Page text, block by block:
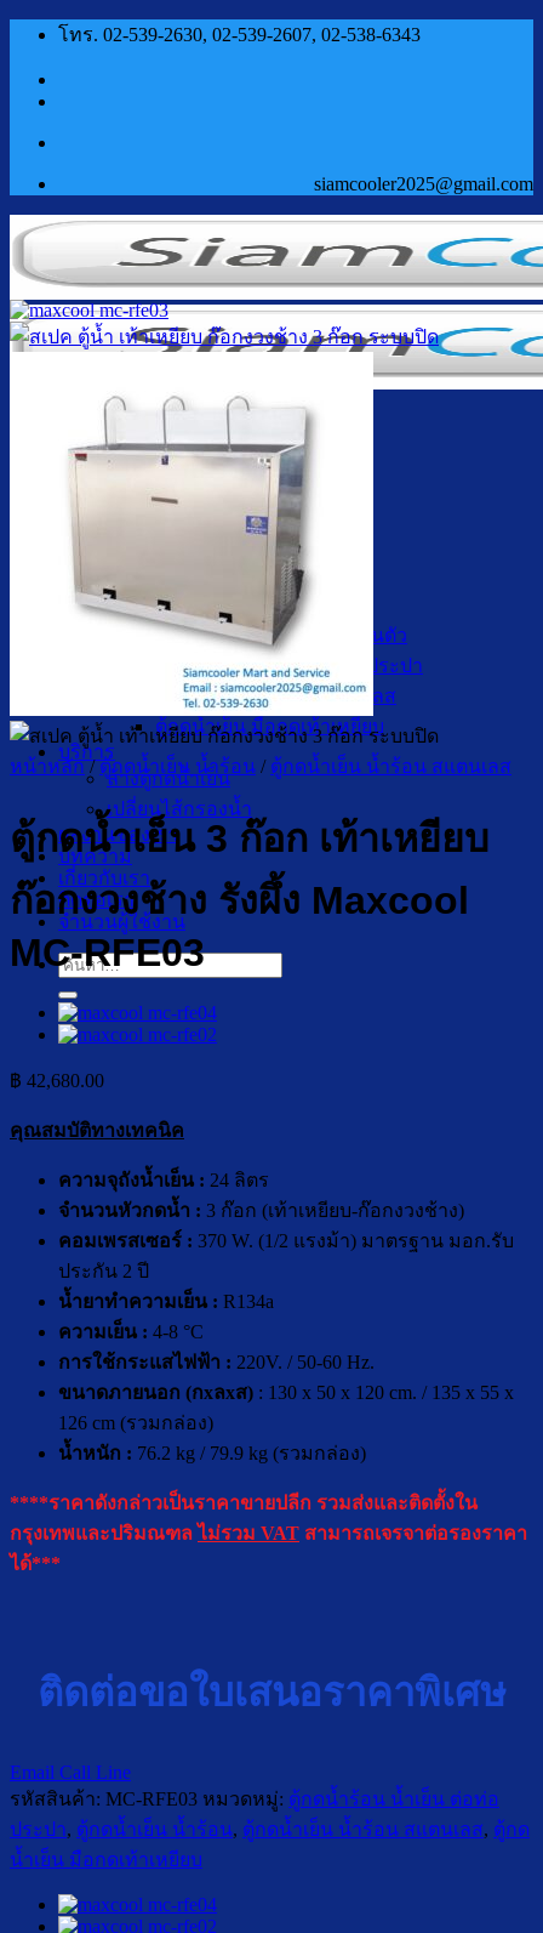
ข้าม
โทร. 02-539-2630, 02-539-2607, 02-538-6343
siamcooler2025@gmail.com
หน้าแรก
ตู้กดน้ำเย็น น้ำร้อน
ตู้กดน้ำเย็น น้ำร้อน ถังคว่ำ
ตู้กดน้ำเย็น เจาะรูคว่ำถัง
ตู้กดน้ำเย็น น้ำร้อน ถังล่าง
ตู้กดน้ำเย็น น้ำร้อน กรองในตัว
ตู้กดน้ำเย็น น้ำร้อน ต่อท่อประปา
ตู้กดน้ำเย็น น้ำร้อน สแตนเลส
ตู้กดน้ำเย็น มือกดเท้าเหยียบ
บริการ
ล้างตู้กดน้ำเย็น
เปลี่ยนไส้กรองน้ำ
ผลงานของเรา
บทความ
เกี่ยวกับเรา
ติดต่อเรา
จำนวนผู้ใช้งาน
ค้นหา:
หน้าหลัก / ตู้กดน้ำเย็น น้ำร้อน / ตู้กดน้ำเย็น น้ำร้อน สแตนเลส
ตู้กดน้ำเย็น 3 ก๊อก เท้าเหยียบ
ก๊อกงวงช้าง รังผึ้ง Maxcool
MC-RFE03
฿ 42,680.00
คุณสมบัติทางเทคนิค
ความจุถังน้ำเย็น : 24 ลิตร
จำนวนหัวกดน้ำ : 3 ก๊อก (เท้าเหยียบ-ก๊อกงวงช้าง)
คอมเพรสเซอร์ : 370 W. (1/2 แรงม้า) มาตรฐาน มอก.รับ
ประกัน 2 ปี
น้ำยาทำความเย็น : R134a
ความเย็น : 4-8 °C
การใช้กระแสไฟฟ้า : 220V. / 50-60 Hz.
ขนาดภายนอก (กxลxส) : 130 x 50 x 120 cm. / 135 x 55 x
126 cm (รวมกล่อง)
น้ำหนัก : 76.2 kg / 79.9 kg (รวมกล่อง)
****ราคาดังกล่าวเป็นราคาขายปลีก รวมส่งและติดตั้งใน
กรุงเทพและปริมณฑลไม่รวม VAT สามารถเจรจาต่อรองราคา
ได้***
ติดต่อขอใบเสนอราคาพิเศษ
Email Call Line
รหัสสินค้า: MC-RFE03 หมวดหมู่: ตู้กดน้ำร้อน น้ำเย็น ต่อท่อ
ประปา, ตู้กดน้ำเย็น น้ำร้อน, ตู้กดน้ำเย็น น้ำร้อน สแตนเลส, ตู้กด
น้ำเย็น มือกดเท้าเหยียบ